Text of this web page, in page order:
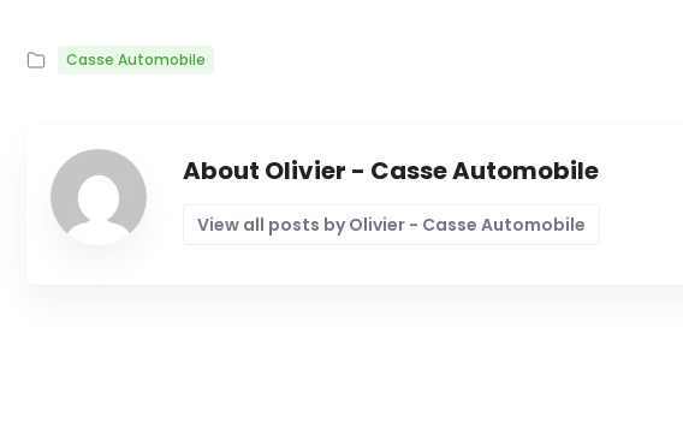
Casse Automobile
About Olivier - Casse Automobile
View all posts by Olivier - Casse Automobile